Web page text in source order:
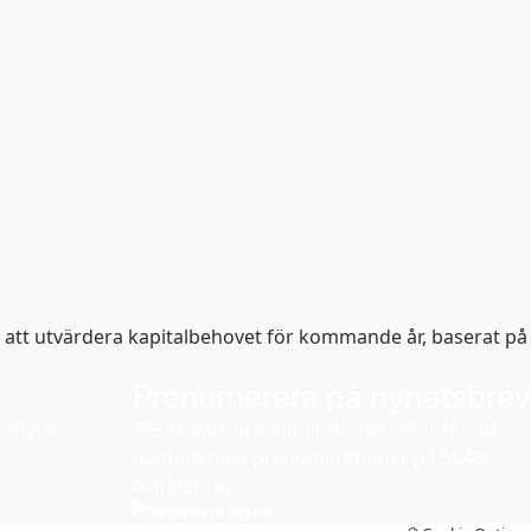
utvärdera kapitalbehovet för kommande år, baserat på